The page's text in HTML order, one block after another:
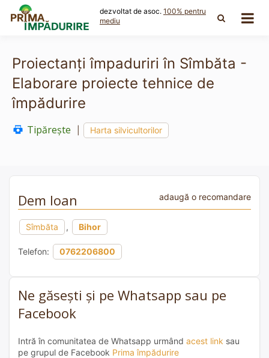
content
dezvoltat de asoc. 100% pentru
mediu
Proiectanți împaduriri în Sîmbăta -
Elaborare proiecte tehnice de
împădurire
Tipărește Harta silvicultorilor
Dem Ioan adaugă o recomandare
Sîmbăta , Bihor
Telefon: 0762206800
Ne găsești și pe Whatsapp sau pe
Facebook
Intră în comunitatea de Whatsapp urmând acest link sau
pe grupul de Facebook Prima împădurire